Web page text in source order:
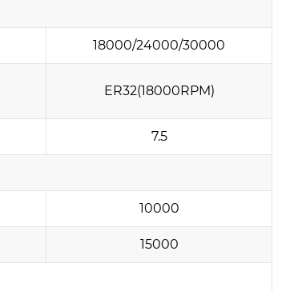
18000/24000/30000
ER32(18000RPM)
7.5
10000
15000